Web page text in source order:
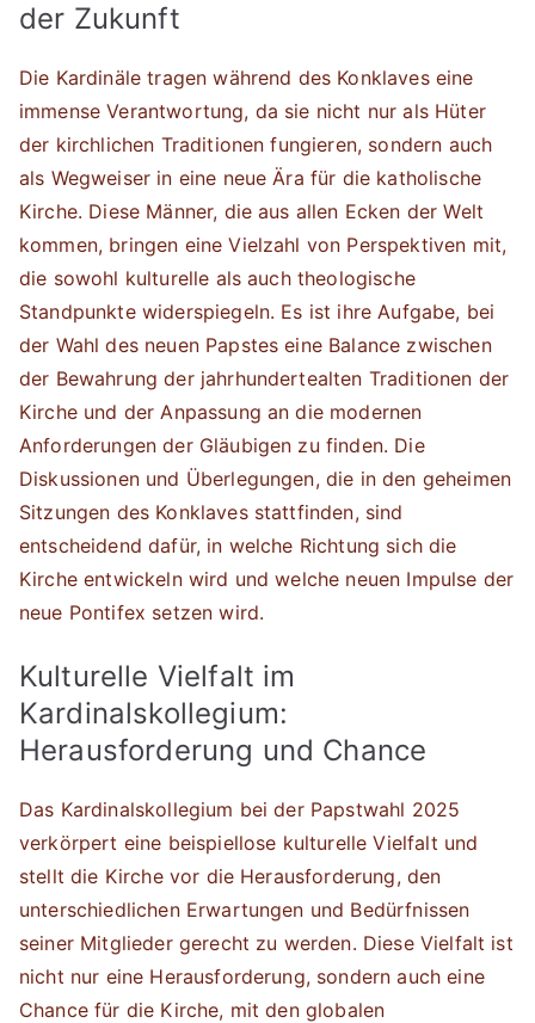
der Zukunft
Die Kardinäle tragen während des Konklaves eine
immense Verantwortung, da sie nicht nur als Hüter
der kirchlichen Traditionen fungieren, sondern auch
als Wegweiser in eine neue Ära für die katholische
Kirche. Diese Männer, die aus allen Ecken der Welt
kommen, bringen eine Vielzahl von Perspektiven mit,
die sowohl kulturelle als auch theologische
Standpunkte widerspiegeln. Es ist ihre Aufgabe, bei
der Wahl des neuen Papstes eine Balance zwischen
der Bewahrung der jahrhundertealten Traditionen der
Kirche und der Anpassung an die modernen
Anforderungen der Gläubigen zu finden. Die
Diskussionen und Überlegungen, die in den geheimen
Sitzungen des Konklaves stattfinden, sind
entscheidend dafür, in welche Richtung sich die
Kirche entwickeln wird und welche neuen Impulse der
neue Pontifex setzen wird.
Kulturelle Vielfalt im
Kardinalskollegium:
Herausforderung und Chance
Das Kardinalskollegium bei der Papstwahl 2025
verkörpert eine beispiellose kulturelle Vielfalt und
stellt die Kirche vor die Herausforderung, den
unterschiedlichen Erwartungen und Bedürfnissen
seiner Mitglieder gerecht zu werden. Diese Vielfalt ist
nicht nur eine Herausforderung, sondern auch eine
Chance für die Kirche, mit den globalen